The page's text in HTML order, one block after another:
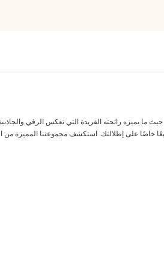
رائحته الفريدة التي تعكس الرقي والجاذبية،
خاصًا على إطلالتك. استكشف مجموعتنا المميزة من